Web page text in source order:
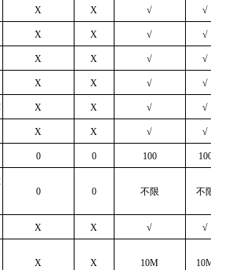
X X √ √
X X √ √
X X √ √
X X √ √
X X √ √
X X √ √
0 0 100 100
0 0 不限 不限
X X √ √
X X 10M 10M